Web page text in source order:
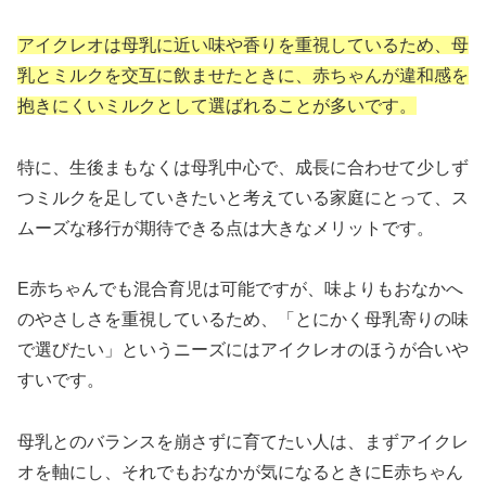
アイクレオは母乳に近い味や香りを重視しているため、母
乳とミルクを交互に飲ませたときに、赤ちゃんが違和感を
抱きにくいミルクとして選ばれることが多いです。
特に、生後まもなくは母乳中心で、成長に合わせて少しず
つミルクを足していきたいと考えている家庭にとって、ス
ムーズな移行が期待できる点は大きなメリットです。
E赤ちゃんでも混合育児は可能ですが、味よりもおなかへ
のやさしさを重視しているため、「とにかく母乳寄りの味
で選びたい」というニーズにはアイクレオのほうが合いや
すいです。
母乳とのバランスを崩さずに育てたい人は、まずアイクレ
オを軸にし、それでもおなかが気になるときにE赤ちゃん